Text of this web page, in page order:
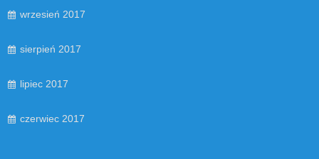
wrzesień 2017
sierpień 2017
lipiec 2017
czerwiec 2017